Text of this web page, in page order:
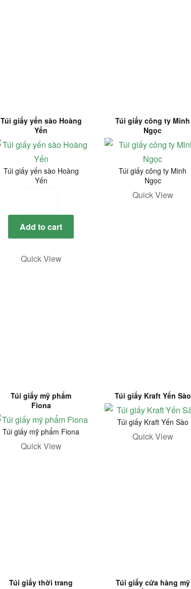
Túi giấy yến sào Hoàng
Yến
Túi giấy yến sào Hoàng
Yến
yến
sào
Yến
Add to cart
Quick View
Túi giấy công ty Minh
Ngọc
Túi giấy công ty Minh
Ngọc
Quick View
Túi giấy mỹ phẩm
Fiona
Túi giấy mỹ phẩm Fiona
Quick View
Túi giấy Kraft Yến Sào
Túi giấy Kraft Yến Sào
Quick View
Túi giấy thời trang
Túi giấy cửa hàng mỹ